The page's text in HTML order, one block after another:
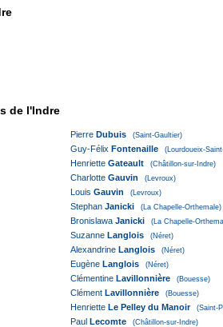
de l'Indre
Pierre Dubuis (Saint-Gaultier)
Guy-Félix Fontenaille (Lourdoueix-
Henriette Gateault (Châtillon-sur-Indre)
Charlotte Gauvin (Levroux)
Louis Gauvin (Levroux)
Stephan Janicki (La Chapelle-Orthemale)
Bronislawa Janicki (La Chapelle-
Suzanne Langlois (Néret)
Alexandrine Langlois (Néret)
Eugène Langlois (Néret)
Clémentine Lavillonnière (Bouesse)
Clément Lavillonnière (Bouesse)
Henriette Le Pelley du Manoir (Saint-
Paul Lecomte (Châtillon-sur-Indre)